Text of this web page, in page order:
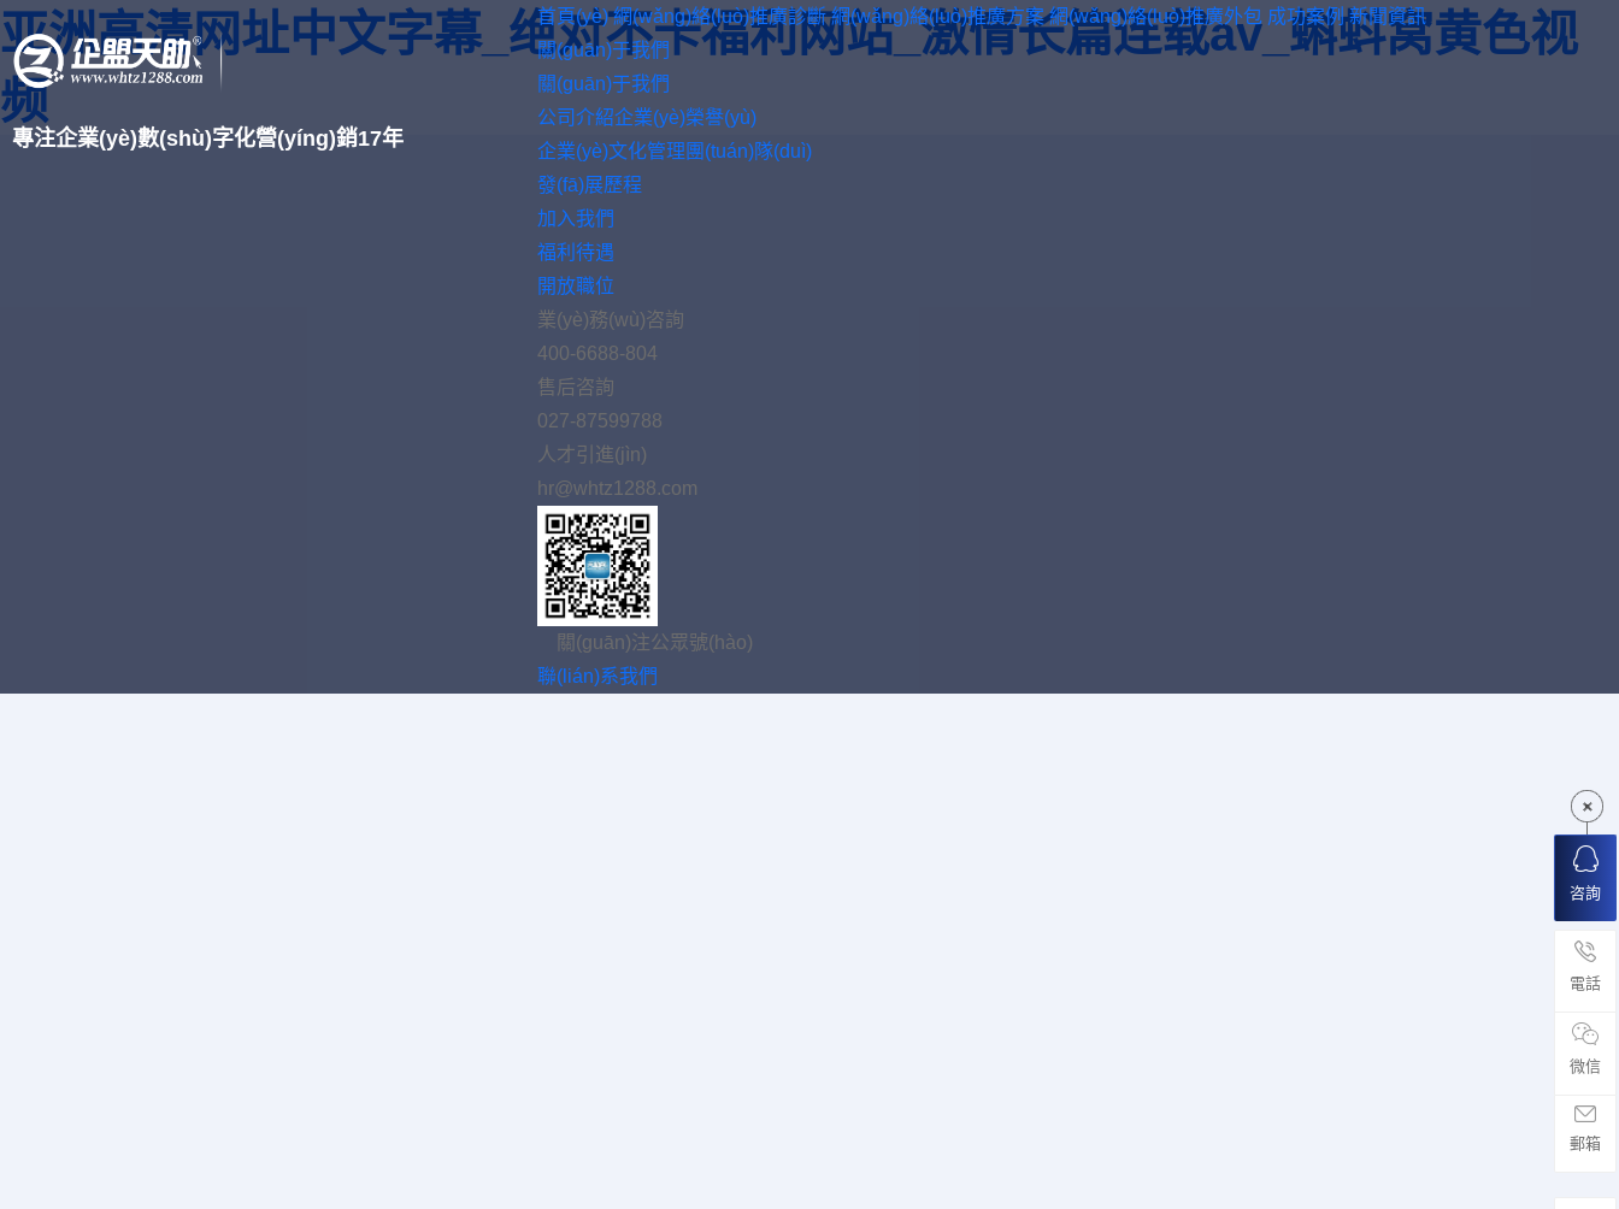
亚洲高清网址中文字幕_绝对不卡福利网站_激情长篇连载av_蝌蚪窝黄色视
频
專注企業(yè)數(shù)字化營(yíng)銷17年
首頁(yè) 網(wǎng)絡(luò)推廣診斷 網(wǎng)絡(luò)推廣方案 網(wǎng)絡(luò)推廣外包 成功案例 新聞資訊
關(guān)于我們
關(guān)于我們
公司介紹企業(yè)榮譽(yù)
企業(yè)文化管理團(tuán)隊(duì)
發(fā)展歷程
加入我們
福利待遇
開放職位
業(yè)務(wù)咨詢
400-6688-804
售后咨詢
027-87599788
人才引進(jìn)
hr@whtz1288.com
關(guān)注公眾號(hào)
聯(lián)系我們
咨詢
電話
微信
郵箱